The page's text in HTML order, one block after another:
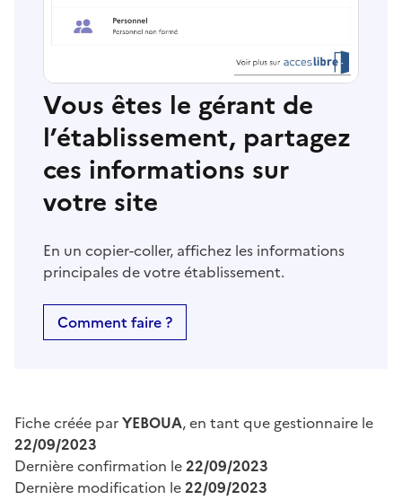
Vous êtes le gérant de
l’établissement, partagez
ces informations sur
votre site
En un copier-coller, affichez les informations
principales de votre établissement.
Comment faire ?
Fiche créée parYEBOUA, en tant que gestionnaire le
22/09/2023
Dernière confirmation le22/09/2023
Dernière modification le22/09/2023